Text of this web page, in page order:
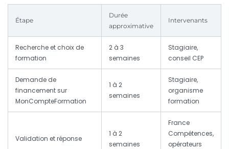
Étape
Durée
approximative
Intervenants
Recherche et choix de
formation
2 à 3
semaines
Stagiaire,
conseil CEP
Demande de
financement sur
MonCompteFormation
1 à 2
semaines
Stagiaire,
organisme
formation
Validation et réponse
1 à 2
semaines
France
Compétences,
opérateurs